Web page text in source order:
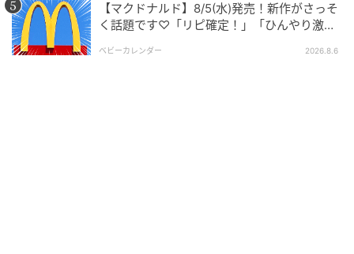
【マクドナルド】8/5(水)発売！新作がさっそ
く話題です♡「リピ確定！」「ひんやり激う
ベビーカレンダー 2026.8.6